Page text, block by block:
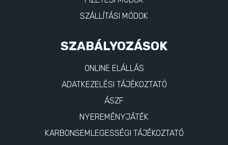
SZÁLLÍTÁSI MÓDOK
SZABÁLYOZÁSOK
ONLINE ELÁLLÁS
ADATKEZELÉSI TÁJÉKOZTATÓ
ÁSZF
NYEREMÉNYJÁTÉK
KARBONSEMLEGESSÉGI TÁJÉKOZTATÓ